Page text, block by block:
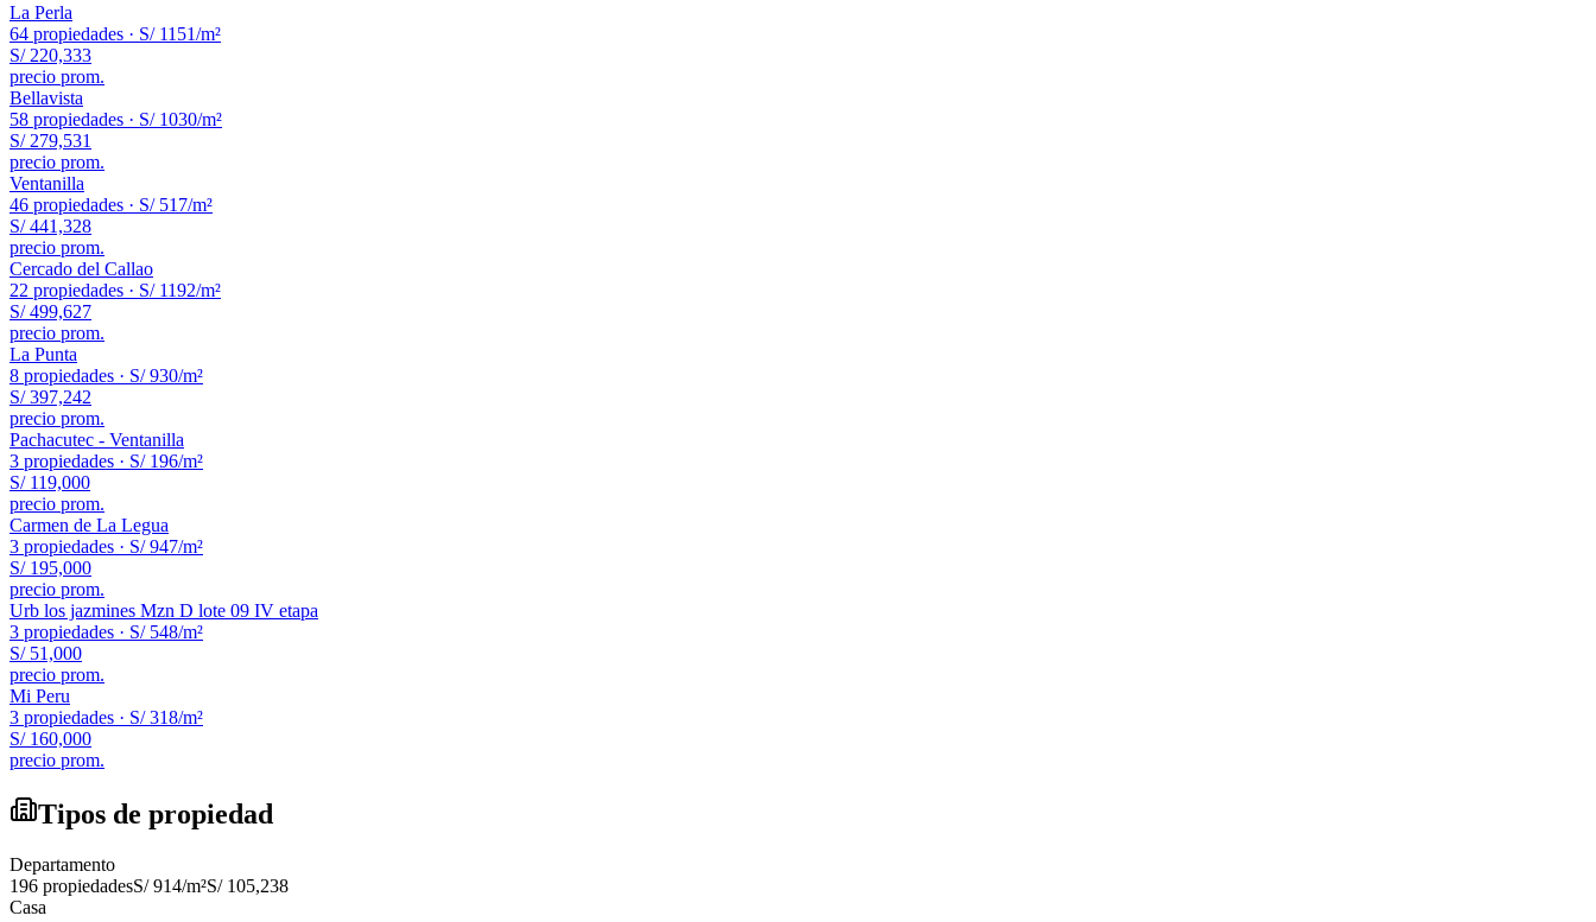
La Perla
64 propiedades · S/ 1151/m²
S/ 220,333
precio prom.
Bellavista
58 propiedades · S/ 1030/m²
S/ 279,531
precio prom.
Ventanilla
46 propiedades · S/ 517/m²
S/ 441,328
precio prom.
Cercado del Callao
22 propiedades · S/ 1192/m²
S/ 499,627
precio prom.
La Punta
8 propiedades · S/ 930/m²
S/ 397,242
precio prom.
Pachacutec - Ventanilla
3 propiedades · S/ 196/m²
S/ 119,000
precio prom.
Carmen de La Legua
3 propiedades · S/ 947/m²
S/ 195,000
precio prom.
Urb los jazmines Mzn D lote 09 IV etapa
3 propiedades · S/ 548/m²
S/ 51,000
precio prom.
Mi Peru
3 propiedades · S/ 318/m²
S/ 160,000
precio prom.
Tipos de propiedad
Departamento
196 propiedadesS/ 914/m²S/ 105,238
Casa